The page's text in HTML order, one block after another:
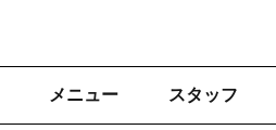
メニュー スタッフ